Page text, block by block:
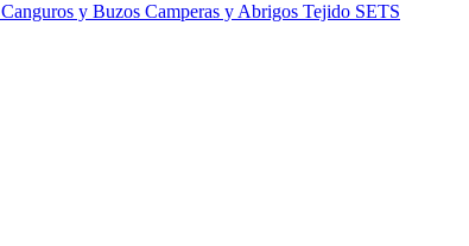
Canguros y Buzos Camperas y Abrigos Tejido SETS